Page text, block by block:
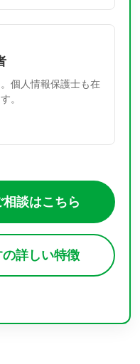
個人情報保護士も在
。
談はこちら
詳しい特徴